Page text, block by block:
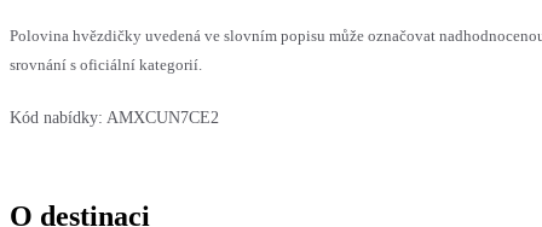
Polovina hvězdičky uvedená ve slovním popisu může označovat
srovnání s oficiální kategorií.
Kód nabídky: AMXCUN7CE2
O destinaci